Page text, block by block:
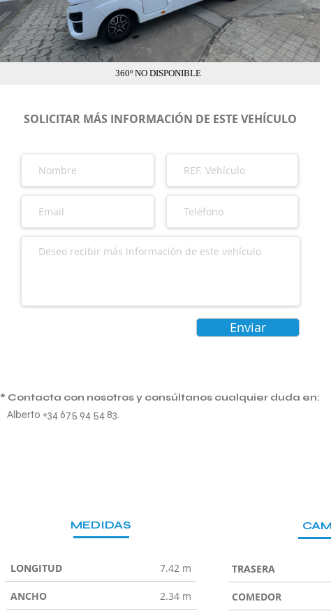
360º NO DISPONIBLE
SOLICITAR MÁS INFORMACIÓN DE ESTE VEHÍCULO
Enviar
* Contacta con nosotros y consúltanos cualquier duda en:
Alberto +34 675 94 54 83.
MEDIDAS
LONGITUD 7.42 m
ANCHO 2.34 m
TRASERA
COMEDOR